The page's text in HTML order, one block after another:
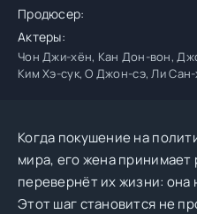
Продюсер:
Актеры:
Чон Джи-хён, Кан Дон-вон,
Ким Хэ-сук, О Джон-сэ, Ли
Когда покушение на
мира, его жена
перевернёт их жизни: она
Этот шаг становится не